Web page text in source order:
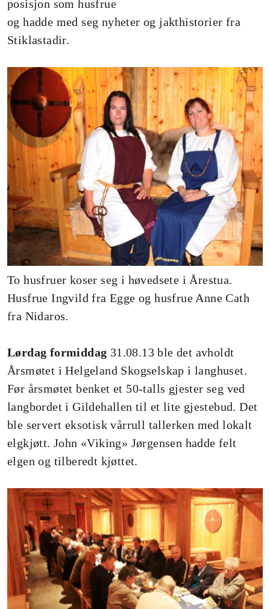
posisjon som husfrue
og hadde med seg nyheter og jakthistorier fra
Stiklastadir.
To husfruer koser seg i høvedsete i Årestua.
Husfrue Ingvild fra Egge og husfrue Anne Cath
fra Nidaros.
Lørdag formiddag 31.08.13 ble det avholdt
Årsmøtet i Helgeland Skogselskap i langhuset.
Før årsmøtet benket et 50-talls gjester seg ved
langbordet i Gildehallen til et lite gjestebud. Det
ble servert eksotisk vårrull tallerken med lokalt
elgkjøtt. John «Viking» Jørgensen hadde felt
elgen og tilberedt kjøttet.